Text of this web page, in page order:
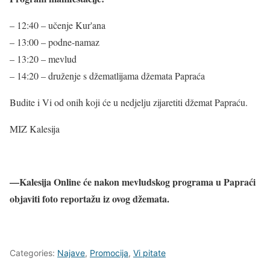
– 12:40 – učenje Kur'ana
– 13:00 – podne-namaz
– 13:20 – mevlud
– 14:20 – druženje s džematlijama džemata Papraća
Budite i Vi od onih koji će u nedjelju zijaretiti džemat Papraću.
MIZ Kalesija
—Kalesija Online će nakon mevludskog programa u Papraći
objaviti foto reportažu iz ovog džemata.
Categories: Najave, Promocija, Vi pitate